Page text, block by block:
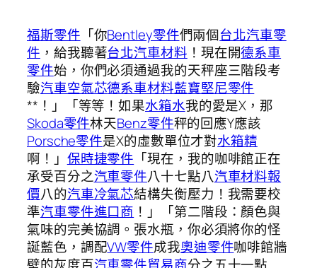
福斯零件 「你Bentley零件們兩個台北汽車零
件 ，給我聽著台北汽車材料 ！現在開德系車
零件始，你們必須通過我的天秤座三階段考
驗汽車空氣芯德系車材料藍寶堅尼零件
**！」「等等！如果水箱水我的愛是X，那
Skoda零件林天Benz零件秤的回應Y應該
Porsche零件是X的虛數單位才對水箱精
啊！」 保時捷零件 「現在，我的咖啡館正在
承受百分之汽車零件八十七點八汽車材料報
價八的汽車冷氣芯結構失衡壓力！我需要校
準汽車零件進口商 ！」「第二階段：顏色與
氣味的完美協調。張水瓶，你必須將你的怪
誕藍色，調配VW零件成我奧迪零件咖啡館牆